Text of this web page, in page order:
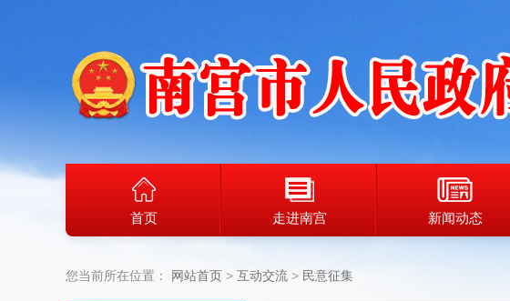
首页 走进南宫 新闻动态
您当前所在位置： 网站首页 互动交流 民意征集